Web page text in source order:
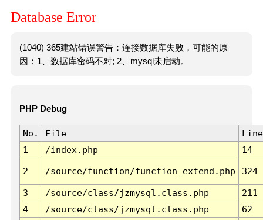
Database Error
(1040) 365建站错误警告：连接数据库失败，可能的原
因：1、数据库密码不对; 2、mysql未启动。
PHP Debug
No. File
Line
1
/index.php 14
2 /source/function/function_extend.php 324
3 /source/class/jzmysql.class.php
211
4
/source/class/jzmysql.class.php
62